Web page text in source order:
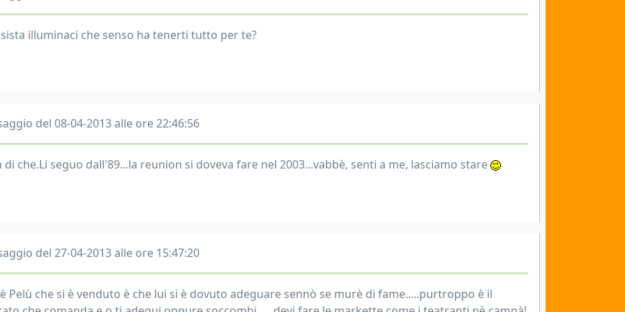
illuminaci che senso ha tenerti tutto per te?
del 08-04-2013 alle ore 22:46:56
di che.Li seguo dall'89...la reunion si doveva fare nel 2003...vabbè, senti a me, lasciamo stare
del 27-04-2013 alle ore 15:47:20
Pelù che si è venduto è che lui si è dovuto adeguare sennò se murè di fame.....purtroppo è il